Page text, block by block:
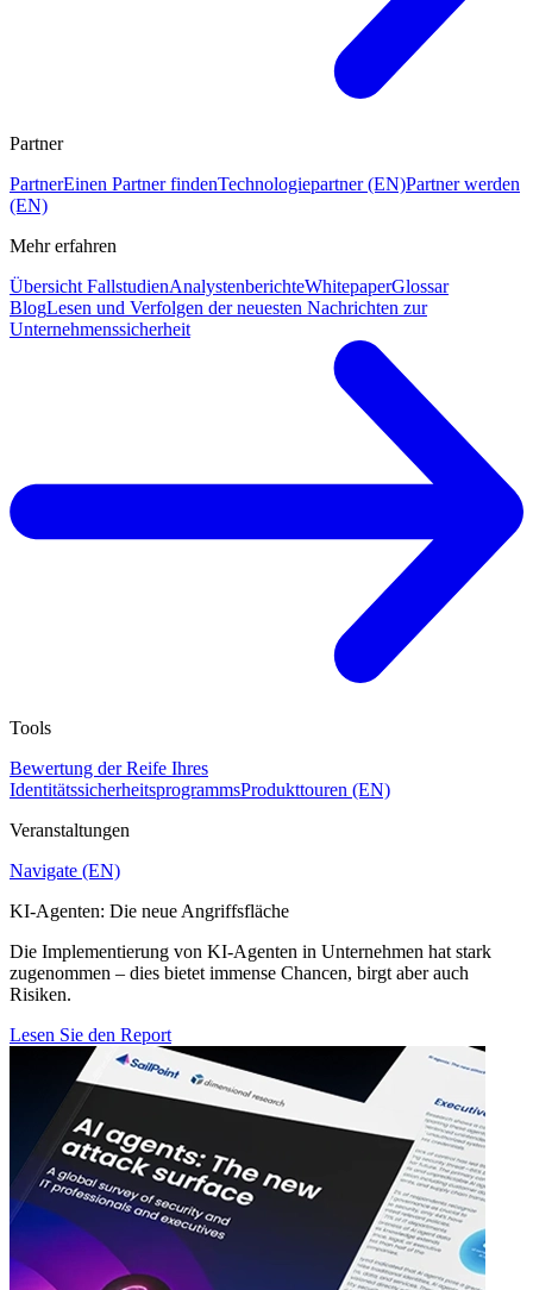
Partner
PartnerEinen Partner findenTechnologiepartner (EN)Partner werden
(EN)
Mehr erfahren
Übersicht FallstudienAnalystenberichteWhitepaperGlossar
BlogLesen und Verfolgen der neuesten Nachrichten zur
Unternehmenssicherheit
Tools
Bewertung der Reife Ihres
IdentitätssicherheitsprogrammsProdukttouren (EN)
Veranstaltungen
Navigate (EN)
KI-Agenten: Die neue Angriffsfläche
Die Implementierung von KI-Agenten in Unternehmen hat stark
zugenommen – dies bietet immense Chancen, birgt aber auch
Risiken.
Lesen Sie den Report